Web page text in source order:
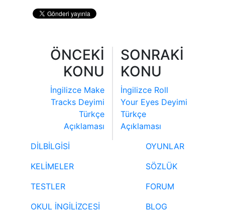
ÖNCEKİ
KONU
İngilizce Make
Tracks Deyimi
Türkçe
Açıklaması
SONRAKİ
KONU
İngilizce Roll
Your Eyes Deyimi
Türkçe
Açıklaması
DİLBİLGİSİ
KELİMELER
TESTLER
OKUL İNGİLİZCESİ
OYUNLAR
SÖZLÜK
FORUM
BLOG